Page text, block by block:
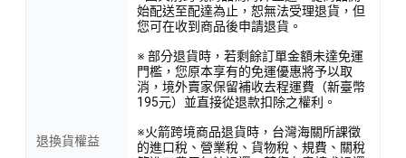
退換貨權益
始配送至配達為止，恕無法受理退貨，但
您可在收到商品後申請退貨。
※ 部分退貨時，若剩餘訂單金額未達免運
門檻，您原本享有的免運優惠將予以取
消，境外賣家保留補收去程運費（新臺幣
195元）並直接從退款扣除之權利。
※火箭跨境商品退貨時，台灣海關所課徵
的進口稅、營業稅、貨物稅、規費、關稅